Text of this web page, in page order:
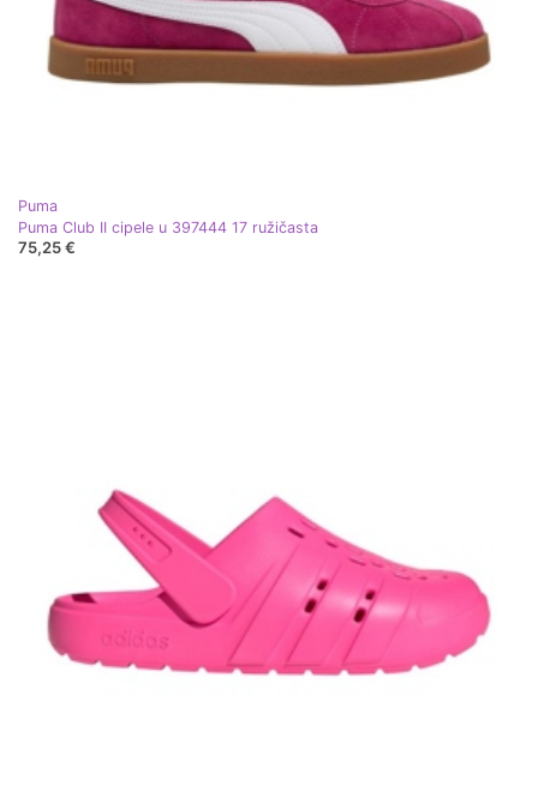
Puma
Puma Club II cipele u 397444 17 ružičasta
75,25 €